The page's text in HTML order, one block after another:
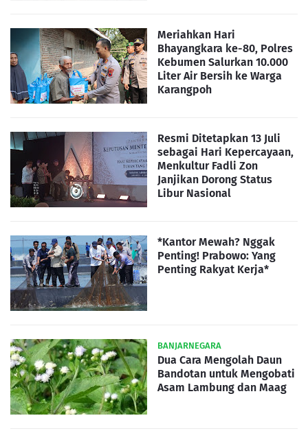
Meriahkan Hari
Bhayangkara ke-80, Polres
Kebumen Salurkan 10.000
Liter Air Bersih ke Warga
Karangpoh
Resmi Ditetapkan 13 Juli
sebagai Hari Kepercayaan,
Menkultur Fadli Zon
Janjikan Dorong Status
Libur Nasional
*Kantor Mewah? Nggak
Penting! Prabowo: Yang
Penting Rakyat Kerja*
BANJARNEGARA
Dua Cara Mengolah Daun
Bandotan untuk Mengobati
Asam Lambung dan Maag